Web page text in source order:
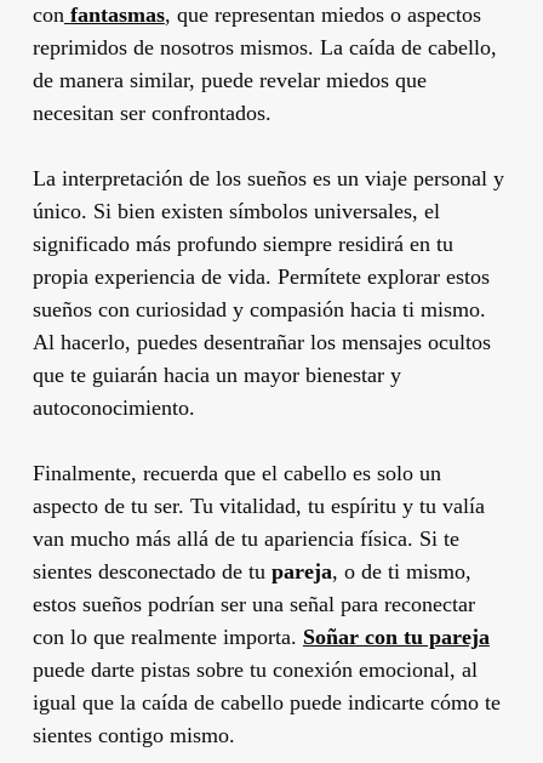
con fantasmas, que representan miedos o aspectos
reprimidos de nosotros mismos. La caída de cabello,
de manera similar, puede revelar miedos que
necesitan ser confrontados.
La interpretación de los sueños es un viaje personal y
único. Si bien existen símbolos universales, el
significado más profundo siempre residirá en tu
propia experiencia de vida. Permítete explorar estos
sueños con curiosidad y compasión hacia ti mismo.
Al hacerlo, puedes desentrañar los mensajes ocultos
que te guiarán hacia un mayor bienestar y
autoconocimiento.
Finalmente, recuerda que el cabello es solo un
aspecto de tu ser. Tu vitalidad, tu espíritu y tu valía
van mucho más allá de tu apariencia física. Si te
sientes desconectado de tu pareja, o de ti mismo,
estos sueños podrían ser una señal para reconectar
con lo que realmente importa. Soñar con tu pareja
puede darte pistas sobre tu conexión emocional, al
igual que la caída de cabello puede indicarte cómo te
sientes contigo mismo.